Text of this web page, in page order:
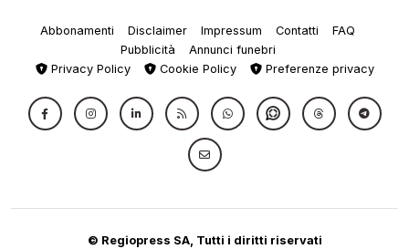
Abbonamenti Disclaimer Impressum Contatti
FAQ
Pubblicità
Annunci funebri
Privacy Policy
Cookie Policy Preferenze privacy
© Regiopress SA, Tutti i diritti riservati